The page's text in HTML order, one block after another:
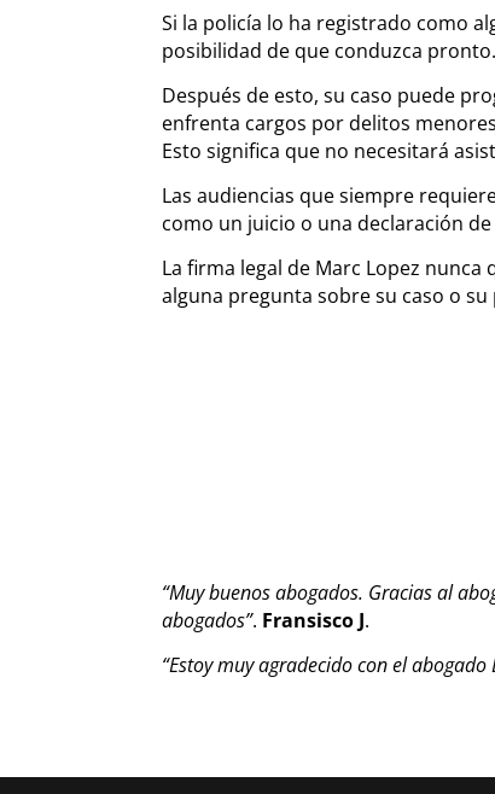
Si la policía lo ha registrado como
posibilidad de que conduzca
Después de esto, su caso puede
enfrenta cargos por delitos
Esto significa que no necesitará
Las audiencias que siempre
como un juicio o una declaración
La firma legal de Marc Lopez
alguna pregunta sobre su caso o
“Muy buenos abogados. Gracias al
abogados”. Fransisco J.
“Estoy muy agradecido con el